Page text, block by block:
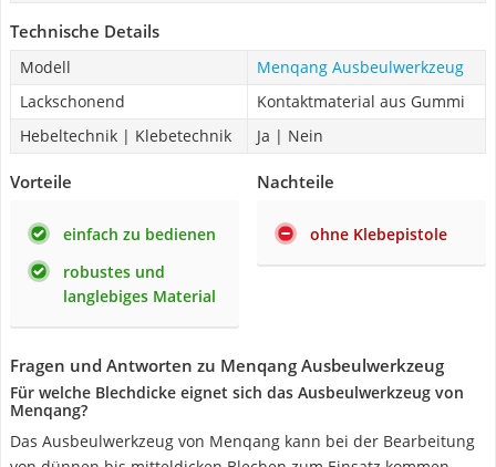
Technische Details
Modell
Menqang Ausbeulwerkzeug
Lackschonend
Kontaktmaterial aus Gummi
Hebeltechnik | Klebetechnik
Ja | Nein
Vorteile
einfach zu bedienen
robustes und
langlebiges Material
Nachteile
ohne Klebepistole
Fragen und Antworten zu Menqang Ausbeulwerkzeug
Für welche Blechdicke eignet sich das Ausbeulwerkzeug von
Menqang?
Das Ausbeulwerkzeug von Menqang kann bei der Bearbeitung